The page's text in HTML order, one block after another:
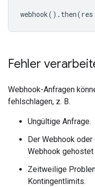
webhook(). then(res
Fehler
Webhook-Anfragen
fehlschlagen, z. B.
Ungültige Anfrage.
Der Webhook
Webhook
Zeitweilige
Kontingentlimits.